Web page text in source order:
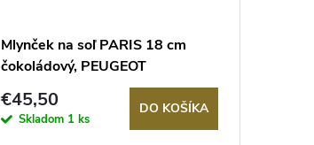
Mlynček na soľ PARIS 18 cm
čokoládový, PEUGEOT
€45,50
Skladom 1 ks
DO KOŠÍKA